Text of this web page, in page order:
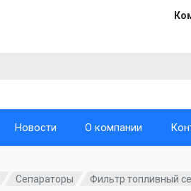
Новости О компании
Сепараторы Фильтр топливный